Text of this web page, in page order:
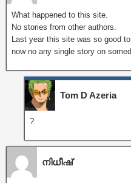
What happened to this site.
No stories from other authors.
Last year this site was so good
now no any single story on
Tom D Azeria
?
നിധീഷ്